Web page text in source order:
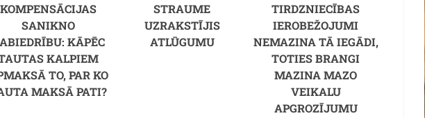
KOMPENSĀCIJAS
SANIKNO
KĀPĒC
KALPIEM
TO, PAR KO
MAKSĀ PATI?
STRAUME
UZRAKSTĪJIS
ATLŪGUMU
TIRDZNIECĪBAS
IEROBEŽOJUMI
NEMAZINA TĀ IEGĀDI,
TOTIES BRANGI
MAZINA MAZO
VEIKALU
APGROZĪJUMU